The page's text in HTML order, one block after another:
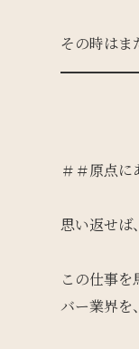
その時はま
＃＃原点に
思い返せば
この仕事を
バー業界を